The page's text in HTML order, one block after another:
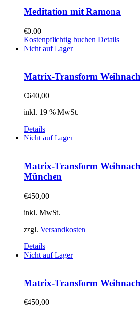
Meditation mit Ramona
€0,00
Kostenpflichtig buchen Details
Nicht auf Lager
Matrix-Transform
€640,00
inkl. 19 % MwSt.
Details
Nicht auf Lager
Matrix-Transform
München
€450,00
inkl. MwSt.
zzgl. Versandkosten
Details
Nicht auf Lager
Matrix-Transform
€450,00